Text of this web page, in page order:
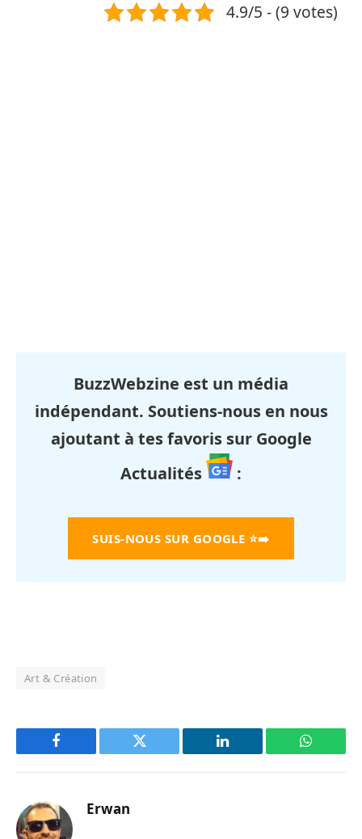
4.9/5 - (9 votes)
BuzzWebzine est un média
indépendant. Soutiens-nous en nous
ajoutant à tes favoris sur Google
Actualités
:
SUIS-NOUS SUR GOOGLE ⭐➡️
Art & Création
Facebook Twitter LinkedIn
Erwan